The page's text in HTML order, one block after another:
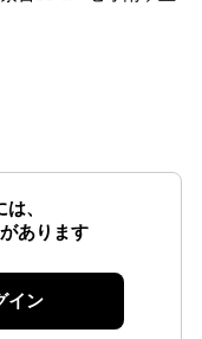
、
あります
イン